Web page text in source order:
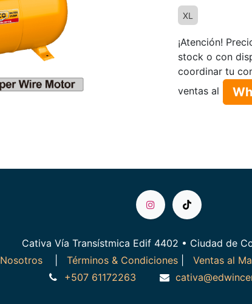
XL
¡Atención!
stock o con
coordinar tu
ventas al
Cativa Vía Transístmica Edif 4402 • Ciudad de
Nosotros
Términos & Condiciones Ventas al
+507 61172263